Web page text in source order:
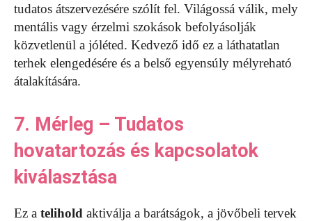
tudatos átszervezésére szólít fel. Világossá válik, mely
mentális vagy érzelmi szokások befolyásolják
közvetlenül a jóléted. Kedvező idő ez a láthatatlan
terhek elengedésére és a belső egyensúly mélyreható
átalakítására.
7. Mérleg – Tudatos
hovatartozás és kapcsolatok
kiválasztása
Ez a telihold aktiválja a barátságok, a jövőbeli tervek